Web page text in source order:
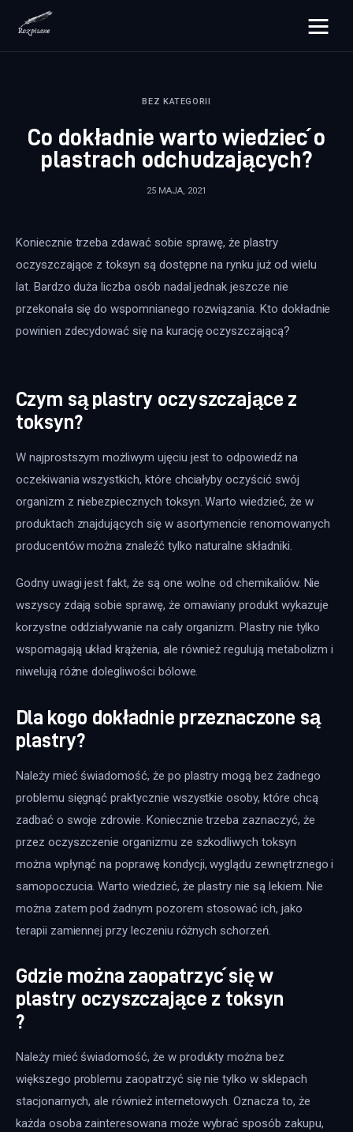
rozpisane.pl
Zdrowie
Więcej
BEZ KATEGORII
Co dokładnie warto wiedzieć o
plastrach odchudzających?
25 MAJA, 2021
Koniecznie trzeba zdawać sobie sprawę, że plastry
oczyszczające z toksyn są dostępne na rynku już od wielu
lat. Bardzo duża liczba osób nadal jednak jeszcze nie
przekonała się do wspomnianego rozwiązania. Kto dokładnie
powinien zdecydować się na kurację oczyszczającą?
Czym są plastry oczyszczające z
toksyn?
W najprostszym możliwym ujęciu jest to odpowiedź na
oczekiwania wszystkich, które chciałyby oczyścić swój
organizm z niebezpiecznych toksyn. Warto wiedzieć, że w
produktach znajdujących się w asortymencie renomowanych
producentów można znaleźć tylko naturalne składniki.
Godny uwagi jest fakt, że są one wolne od chemikaliów. Nie
wszyscy zdają sobie sprawę, że omawiany produkt wykazuje
korzystne oddziaływanie na cały organizm. Plastry nie tylko
wspomagają układ krążenia, ale również regulują metabolizm i
niwelują różne dolegliwości bólowe.
Dla kogo dokładnie przeznaczone są
plastry?
Należy mieć świadomość, że po plastry mogą bez żadnego
problemu sięgnąć praktycznie wszystkie osoby, które chcą
zadbać o swoje zdrowie. Koniecznie trzeba zaznaczyć, że
przez oczyszczenie organizmu ze szkodliwych toksyn
można wpłynąć na poprawę kondycji, wyglądu zewnętrznego i
samopoczucia. Warto wiedzieć, że plastry nie są lekiem. Nie
można zatem pod żadnym pozorem stosować ich, jako
terapii zamiennej przy leczeniu różnych schorzeń.
Gdzie można zaopatrzyć się w
plastry oczyszczające z toksyn
?
Należy mieć świadomość, że w produkty można bez
większego problemu zaopatrzyć się nie tylko w sklepach
stacjonarnych, ale również internetowych. Oznacza to, że
każda osoba zainteresowana może wybrać sposób zakupu,